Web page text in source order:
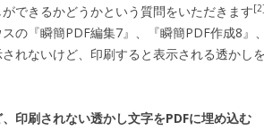
できるかどうかという質問をいただきます[2]
の『瞬簡PDF編集7』、『瞬簡PDF作成8』
れないけど、印刷すると表示される透かし
印刷されない透かし文字をPDFに埋め込む